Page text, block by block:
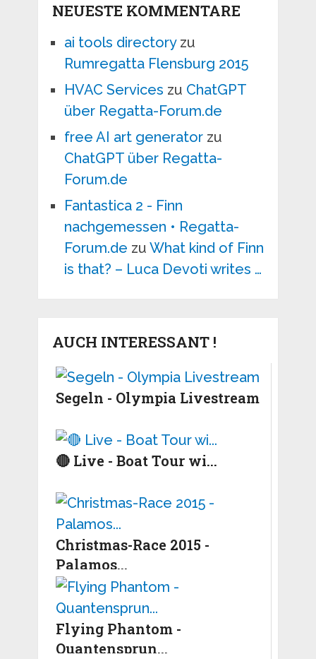
NEUESTE KOMMENTARE
ai tools directoryzu
Rumregatta Flensburg 2015
HVAC Services zu ChatGPT
über Regatta-Forum.de
free AI art generatorzu
ChatGPT über Regatta-
Forum.de
Fantastica 2 - Finn
nachgemessen • Regatta-
Forum.de zu What kind of Finn
is that? – Luca Devoti writes …
AUCH INTERESSANT !
Segeln - Olympia Livestream
🔴 Live - Boat Tour wi...
Christmas-Race 2015 -
Palamos...
Flying Phantom -
Quantensprun...